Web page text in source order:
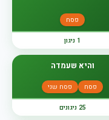
פסח
1 ניגון
והיא שעמדה
פסח פסח שני
25 ניגונים